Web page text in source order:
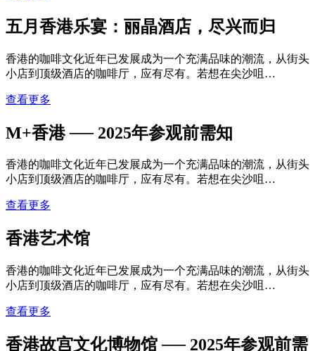
五月香港乐宴：丽晶酒店，尽兴而归
香港的咖啡文化近年已发展成为一个充满品味的潮流，从街头
小店到顶级酒店的咖啡厅，应有尽有。若想在尖沙咀…
查看更多
M+香港 ── 2025年参观前需知
香港的咖啡文化近年已发展成为一个充满品味的潮流，从街头
小店到顶级酒店的咖啡厅，应有尽有。若想在尖沙咀…
查看更多
香港艺术馆
香港的咖啡文化近年已发展成为一个充满品味的潮流，从街头
小店到顶级酒店的咖啡厅，应有尽有。若想在尖沙咀…
查看更多
香港故宫文化博物馆 ── 2025年参观前需